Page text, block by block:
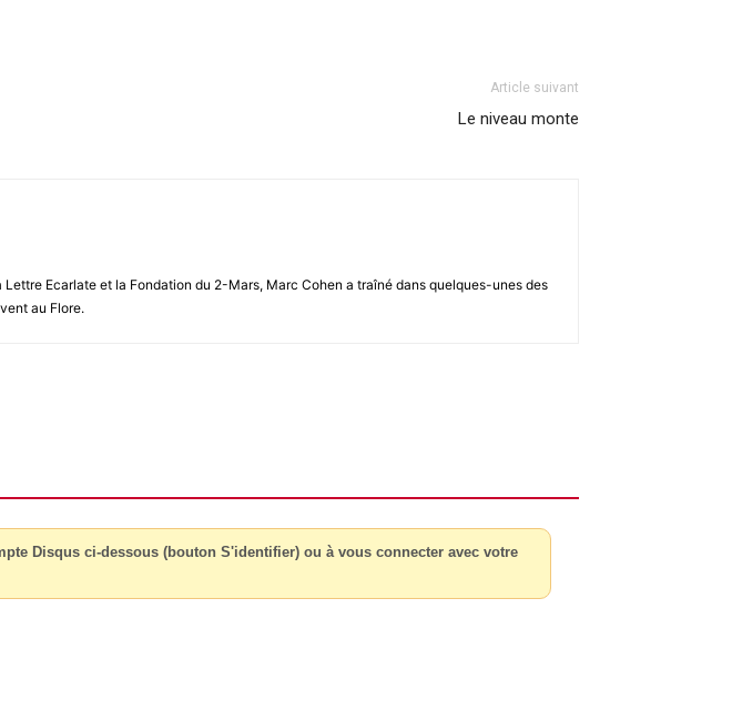
Article suivant
Le niveau monte
Lettre Ecarlate et la Fondation du 2-Mars, Marc Cohen a traîné dans quelques-unes des
au Flore.
Disqus ci-dessous (bouton S'identifier) ou à vous connecter avec votre